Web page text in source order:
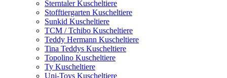
Sterntaler Kuscheltiere
Stofftiergarten Kuscheltiere
Sunkid Kuscheltiere
TCM / Tchibo Kuscheltiere
Teddy Hermann Kuscheltiere
Tina Teddys Kuscheltiere
Topolino Kuscheltiere
Ty Kuscheltiere
Uni-Toys Kuscheltiere